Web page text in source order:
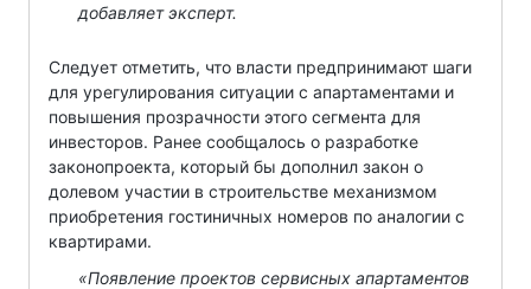
добавляет эксперт.
Следует отметить, что власти предпринимают шаги
для урегулирования ситуации с апартаментами и
повышения прозрачности этого сегмента для
инвесторов. Ранее сообщалось о разработке
законопроекта, который бы дополнил закон о
долевом участии в строительстве механизмом
приобретения гостиничных номеров по аналогии с
квартирами.
«Появление проектов сервисных апартаментов